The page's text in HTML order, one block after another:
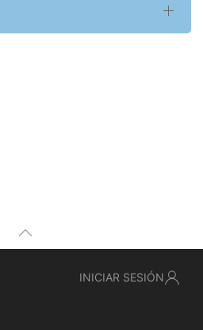
INICIAR SESIÓN